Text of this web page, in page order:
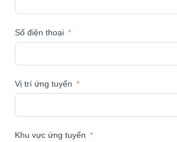
Số điện thoại
Vị trí ứng tuyển
Khu vực ứng tuyển